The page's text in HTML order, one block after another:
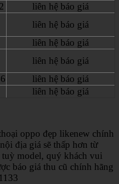
liên hệ báo giá
liên hệ báo giá
liên hệ báo giá
liên hệ báo giá
liên hệ báo giá
liên hệ báo giá
oppo đẹp likenew chính
địa giá sẽ thấp hơn từ
model, quý khách vui
báo giá thu cũ chính hãng